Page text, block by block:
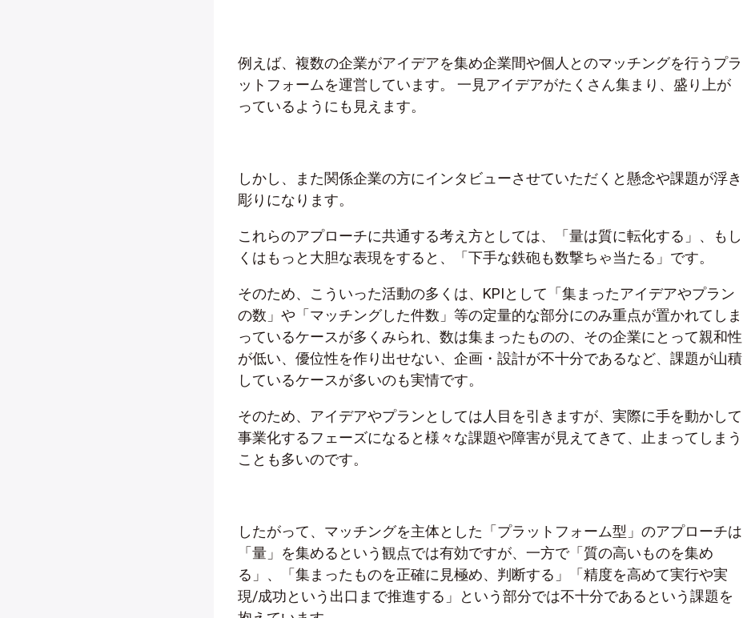
例えば、複数の企業がアイデアを集め企業間や個人とのマッチングを行うプラ
ットフォームを運営しています。 一見アイデアがたくさん集まり、盛り上が
っているようにも見えます。
しかし、また関係企業の方にインタビューさせていただくと懸念や課題が浮き
彫りになります。
これらのアプローチに共通する考え方としては、「量は質に転化する」、もし
くはもっと大胆な表現をすると、「下手な鉄砲も数撃ちゃ当たる」です。
そのため、こういった活動の多くは、KPIとして「集まったアイデアやプラン
の数」や「マッチングした件数」等の定量的な部分にのみ重点が置かれてしま
っているケースが多くみられ、数は集まったものの、その企業にとって親和性
が低い、優位性を作り出せない、企画・設計が不十分であるなど、課題が山積
しているケースが多いのも実情です。
そのため、アイデアやプランとしては人目を引きますが、実際に手を動かして
事業化するフェーズになると様々な課題や障害が見えてきて、止まってしまう
ことも多いのです。
したがって、マッチングを主体とした「プラットフォーム型」のアプローチは
「量」を集めるという観点では有効ですが、一方で「質の高いものを集め
る」、「集まったものを正確に見極め、判断する」「精度を高めて実行や実
現/成功という出口まで推進する」という部分では不十分であるという課題を